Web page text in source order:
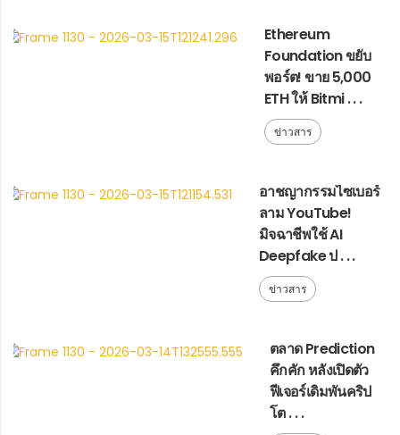
Ethereum
Foundation ขยับ
พอร์ต! ขาย 5,000
ETH ให้ Bitmi . . .
ข่าวสาร
อาชญากรรมไซเบอร์
ลาม YouTube!
มิจฉาชีพใช้ AI
Deepfake ป . . .
ข่าวสาร
ตลาด Prediction
คึกคัก หลังเปิดตัว
ฟีเจอร์เดิมพันคริป
โต . . .